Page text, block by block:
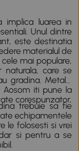
implica luarea in
Unul dintre
este destinatia
materialul de
mai populare,
care se
gradina. Metalul
iti pune la
corespunzator,
trebuie sa fie
echipamentele
le folosesti si vrei
si pentru a se